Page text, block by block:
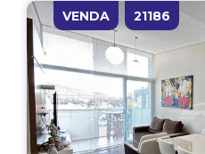
VENDA 21186